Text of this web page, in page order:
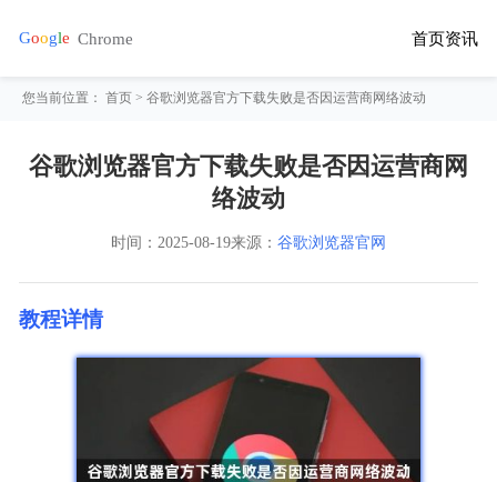
首页资讯
您当前位置：首页 > 谷歌浏览器官方下载失败是否因运营商网络波动
谷歌浏览器官方下载失败是否因运营商网
络波动
时间： 2025-08-19来源： 谷歌浏览器官网
教程详情